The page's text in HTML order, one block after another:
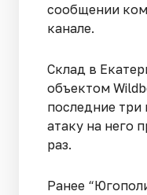
сообщении
канале.
Склад в
объектом
последние
атаку на него
раз.
Ранее